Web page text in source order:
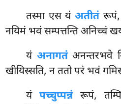
तस्मा एस यंअतीतंरूपं,
नयिमं भवं सम्पत्तन्ति अनिच्चं
यं अनागतंअनन्तरभवे
खीयिस्सति, न ततो परं भवं
यं पच्चुप्पन्नंरूपं,